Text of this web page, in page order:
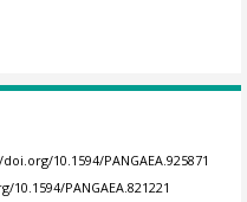
10.1594/PANGAEA.925871
10.1594/PANGAEA.821221